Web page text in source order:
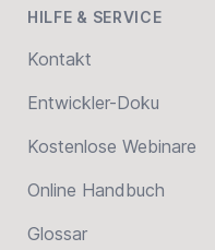
HILFE & SERVICE
Kontakt
Entwickler-Doku
Kostenlose Webinare
Online Handbuch
Glossar